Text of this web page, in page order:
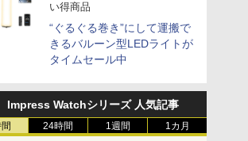
い得商品
“ぐるぐる巻き”にして運搬で
きるバルーン型LEDライトが
タイムセール中
Impress Watchシリーズ 人気記事
24時間 1週間 1カ月